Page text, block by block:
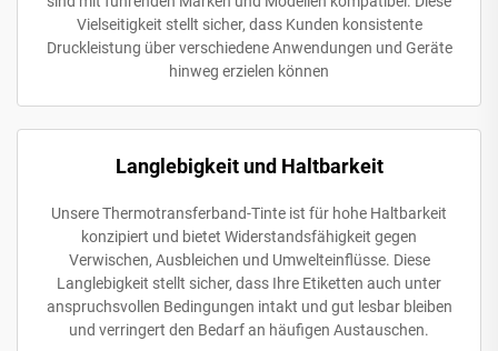
Vielseitigkeit stellt sicher, dass Kunden konsistente
Druckleistung über verschiedene Anwendungen und Geräte
hinweg erzielen können
Langlebigkeit und Haltbarkeit
Unsere Thermotransferband-Tinte ist für hohe Haltbarkeit
konzipiert und bietet Widerstandsfähigkeit gegen
Verwischen, Ausbleichen und Umwelteinflüsse. Diese
Langlebigkeit stellt sicher, dass Ihre Etiketten auch unter
anspruchsvollen Bedingungen intakt und gut lesbar bleiben
und verringert den Bedarf an häufigen Austauschen.